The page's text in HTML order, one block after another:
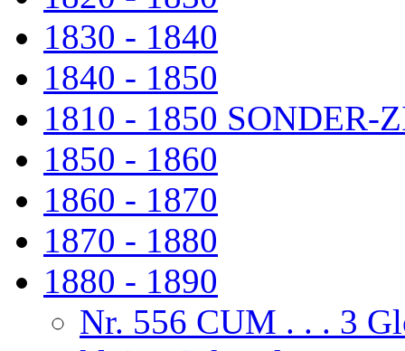
1830 - 1840
1840 - 1850
1810 - 1850 SONDER-
1850 - 1860
1860 - 1870
1870 - 1880
1880 - 1890
Nr. 556 CUM . . . 3